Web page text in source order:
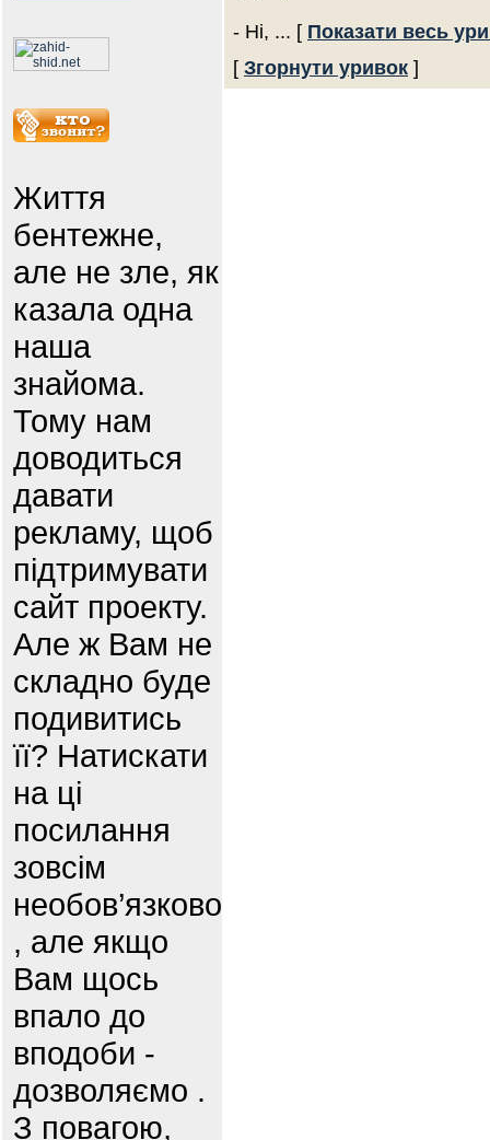
Життя
бентежне,
але не зле, як
казала одна
наша
знайома.
Тому нам
доводиться
давати
рекламу, щоб
підтримувати
сайт проекту.
Але ж Вам не
складно буде
подивитись
її? Натискати
на ці
посилання
зовсім
необов’язково
, але якщо
Вам щось
впало до
вподоби -
дозволяємо .
З повагою,
- Ні, ... [ Показати весь
[ Згорнути уривок ]